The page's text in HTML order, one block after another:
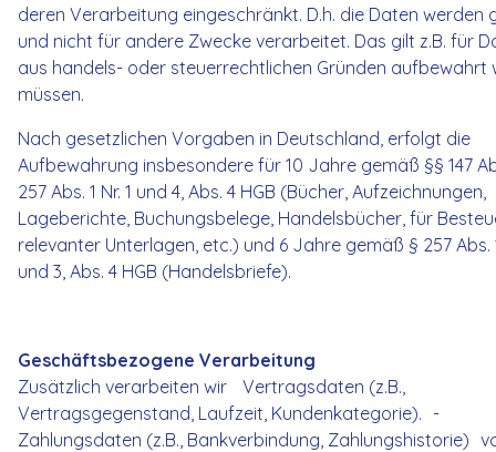
deren Verarbeitung eingeschränkt. D.h. die Daten werden
und nicht für andere Zwecke verarbeitet. Das gilt z.B. für
aus handels- oder steuerrechtlichen Gründen aufbewahrt
müssen.
Nach gesetzlichen Vorgaben in Deutschland, erfolgt die
Aufbewahrung insbesondere für 10 Jahre gemäß §§ 147
257 Abs. 1 Nr. 1 und 4, Abs. 4 HGB (Bücher, Aufzeichnungen,
Lageberichte, Buchungsbelege, Handelsbücher, für
relevanter Unterlagen, etc.) und 6 Jahre gemäß § 257 Abs.
und 3, Abs. 4 HGB (Handelsbriefe).
Geschäftsbezogene Verarbeitung
Zusätzlich verarbeiten wir Vertragsdaten (z.B.,
Vertragsgegenstand, Laufzeit, Kundenkategorie). -
Zahlungsdaten (z.B., Bankverbindung, Zahlungshistorie)